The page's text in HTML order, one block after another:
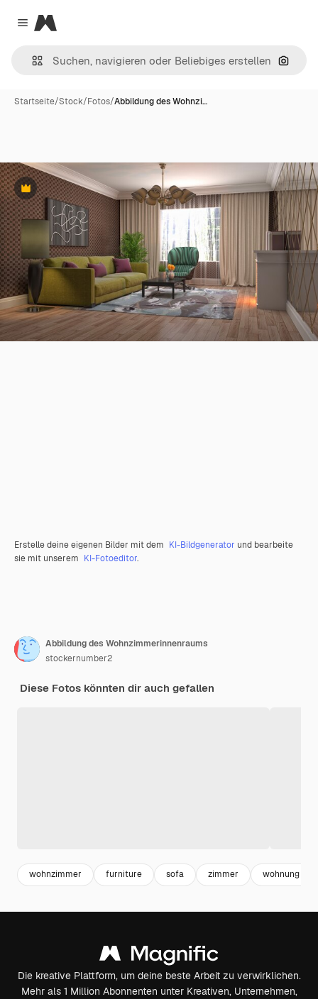
Close menu
Magnific
Nach
Startseite/Stock/Fotos/Abbildung des Wohnzi…
Premium
Erstelle deine eigenen Bilder mit dem KI-Bildgenerator und bearbeite
sie mit unserem KI-Fotoeditor.
Abbildung des Wohnzimmerinnenraums
stockernumber2
Diese Fotos könnten dir auch gefallen
wohnzimmer furniture sofa zimmer wohnung
Die kreative Plattform, um deine beste Arbeit zu verwirklichen.
Mehr als 1 Million Abonnenten unter Kreativen, Unternehmen,